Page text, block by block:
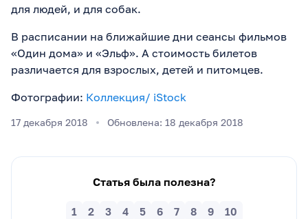
для людей, и для собак.
В расписании на ближайшие дни сеансы фильмов
«Один дома» и «Эльф». А стоимость билетов
различается для взрослых, детей и питомцев.
Фотографии: Коллекция/ iStock
17 декабря 2018 Обновлена: 18 декабря 2018
Статья была полезна?
10
9
8
7
6
5
4
3
2
1